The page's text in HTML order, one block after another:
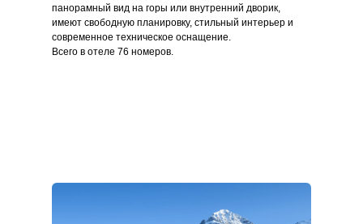
панорамный вид на горы или внутренний дворик,
имеют свободную планировку, стильный интерьер и
современное техническое оснащение.
Всего в отеле 76 номеров.